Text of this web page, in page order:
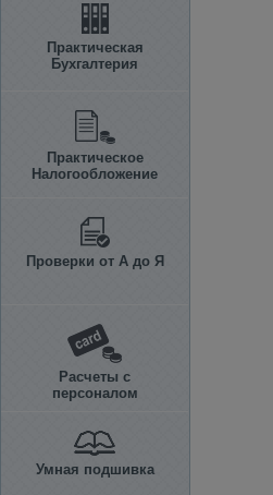
Практическая
Бухгалтерия
Практическое
Налогообложение
Проверки от А до Я
Расчеты с
персоналом
Умная подшивка